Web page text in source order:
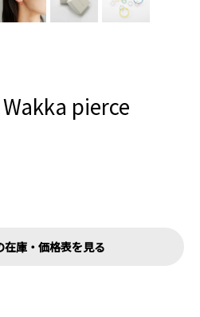
pierce
在庫・価格表を見る